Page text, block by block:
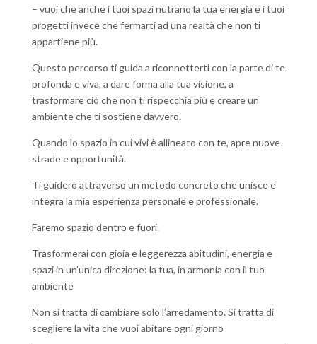
– vuoi che anche i tuoi spazi nutrano la tua energia e i tuoi
progetti invece che fermarti ad una realtà che non ti
appartiene più.
Questo percorso ti guida a riconnetterti con la parte di te
profonda e viva, a dare forma alla tua visione, a
trasformare ciò che non ti rispecchia più e creare un
ambiente che ti sostiene davvero.
Quando lo spazio in cui vivi è allineato con te, apre nuove
strade e opportunità.
Ti guiderò attraverso un metodo concreto che unisce e
integra la mia esperienza personale e professionale.
Faremo spazio dentro e fuori.
Trasformerai con gioia e leggerezza abitudini, energia e
spazi in un’unica direzione: la tua, in armonia con il tuo
ambiente
Non si tratta di cambiare solo l’arredamento. Si tratta di
scegliere la vita che vuoi abitare ogni giorno